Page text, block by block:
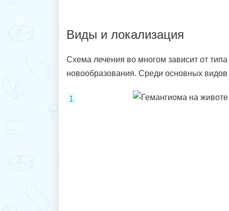
Виды и локализация
Схема лечения во многом зависит от
новообразования. Среди основных